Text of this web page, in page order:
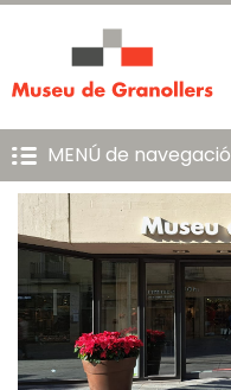
MENÚ de navegació